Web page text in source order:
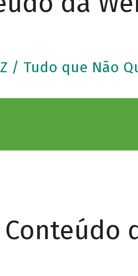
/ Tudo que Não